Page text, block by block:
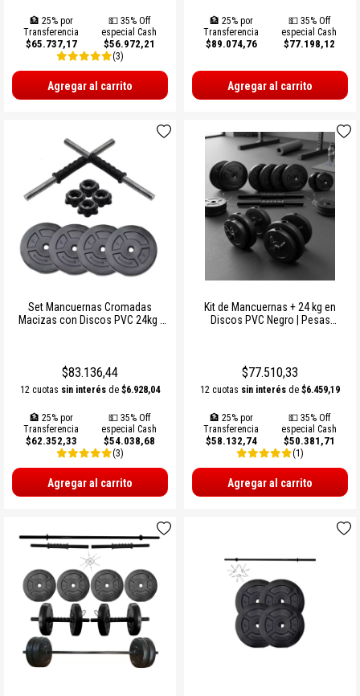
🏦 25% por
Transferencia
$65.737,17
💵 35% Off
especial Cash
$56.972,21
(3)
Agregar al carrito
🏦 25% por
Transferencia
$89.074,76
💵 35% Off
especial Cash
$77.198,12
Agregar al carrito
Set Mancuernas Cromadas
Macizas con Discos PVC 24kg |
$83.136,44
12 cuotas sin interés de $6.928,04
🏦 25% por
Transferencia
$62.352,33
💵 35% Off
especial Cash
$54.038,68
(3)
Agregar al carrito
Kit de Mancuernas + 24 kg en
Discos PVC Negro | Pesas
$77.510,33
12 cuotas sin interés de $6.459,19
🏦 25% por
Transferencia
$58.132,74
💵 35% Off
especial Cash
$50.381,71
(1)
Agregar al carrito